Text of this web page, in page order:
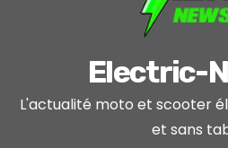
Electric-
L'actualité moto et scooter
et sans